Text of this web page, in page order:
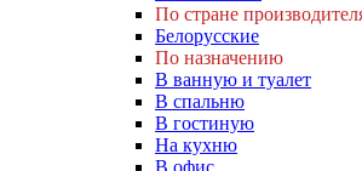
По стране
Белорусские
По назначению
В ванную и туалет
В спальню
В гостиную
На кухню
В офис